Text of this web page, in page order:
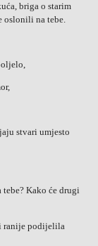
briga o starim
oslonili na tebe.
stvari umjesto
tebe? Kako će drugi
ranije podijelila